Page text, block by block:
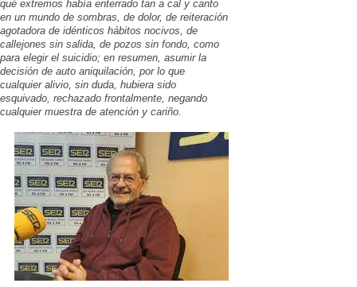
qué extremos había enterrado tan a cal y canto
en un mundo de sombras, de dolor, de reiteración
agotadora de idénticos hábitos nocivos, de
callejones sin salida, de pozos sin fondo, como
para elegir el suicidio; en resumen, asumir la
decisión de auto aniquilación, por lo que
cualquier alivio, sin duda, hubiera sido
esquivado, rechazado frontalmente, negando
cualquier muestra de atención y cariño.